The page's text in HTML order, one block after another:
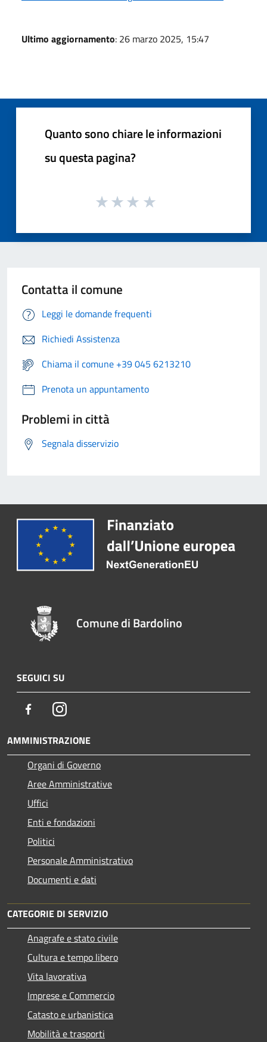
Ultimo aggiornamento: 26 marzo 2025, 15:47
Quanto sono chiare le informazioni
su questa pagina?
Contatta il comune
Leggi le domande frequenti
Richiedi Assistenza
Chiama il comune +39 045 6213210
Prenota un appuntamento
Problemi in città
Segnala disservizio
Comune di Bardolino
SEGUICI SU
FacebookInstagram
AMMINISTRAZIONE
Organi di Governo
Aree Amministrative
Uffici
Enti e fondazioni
Politici
Personale Amministrativo
Documenti e dati
CATEGORIE DI SERVIZIO
Anagrafe e stato civile
Cultura e tempo libero
Vita lavorativa
Imprese e Commercio
Catasto e urbanistica
Mobilità e trasporti